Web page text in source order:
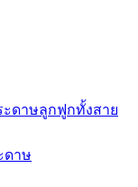
ดาษลูกฟูกทั้งสาย
ดาษ